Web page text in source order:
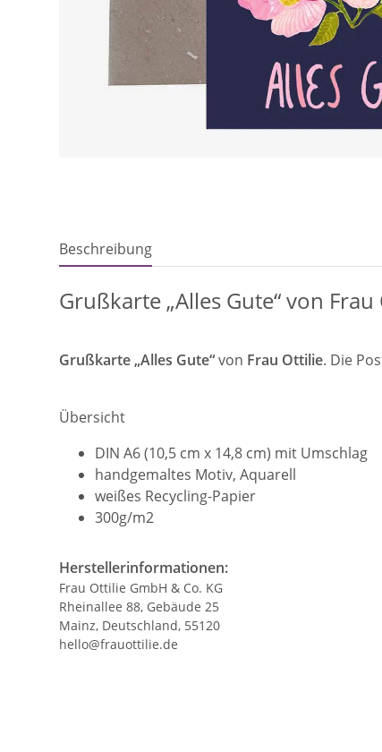
Beschreibung
Grußkarte „Alles Gute“ von
Grußkarte „Alles Gute“von Frau Ottilie. Die
Übersicht
DIN A6 (10,5 cm x 14,8 cm) mit Umschlag
handgemaltes Motiv, Aquarell
weißes Recycling-Papier
300g/m2
Herstellerinformationen:
Frau Ottilie GmbH & Co. KG
Rheinallee 88, Gebäude 25
Mainz, Deutschland, 55120
hello@frauottilie.de